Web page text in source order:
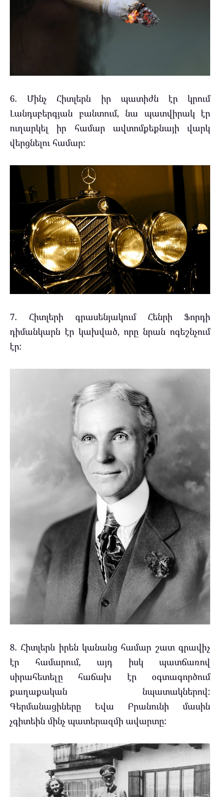
6. Մինչ Հիտլերն իր պատիժն էր կրում
Լանդսբերգյան բանտում, նա պատվիրակ էր
ուղարկել իր համար ավտոմքեքնայի վարկ
վերցնելու համար:
7. Հիտլերի գրասենյակում Հենրի Ֆորդի
դիմանկարն էր կախված, որը նրան ոգեշնչում
էր:
8. Հիտլերն իրեն կանանց համար շատ գրավիչ
էր համարում, այդ իսկ պատճառով
սիրահետելը հաճախ էր օգտագործում
քաղաքական նպատակներով:
Գերմանացիները Եվա Բրանունի մասին
չգիտեին մինչ պատերազմի ավարտը: